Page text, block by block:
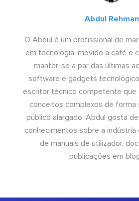
Abdul Rehman
O Abdul é um profissional de
em tecnologia, movido a café e
manter-se a par das últimas
software e gadgets
escritor técnico competente que
conceitos complexos de forma
público alargado. Abdul gosta
conhecimentos sobre a indústria
de manuais de utilizador,
publicações em